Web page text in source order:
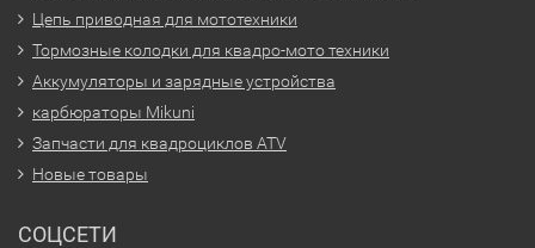
Цепь приводная для мототехники
Тормозные колодки для квадро-мото техники
Аккумуляторы и зарядные устройства
карбюраторы Mikuni
Запчасти для квадроциклов ATV
Новые товары
СОЦСЕТИ